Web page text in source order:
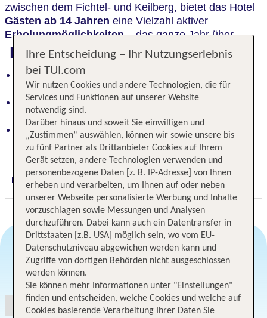
zwischen dem Fichtel- und Keilberg, bietet das Hotel
Gästen ab 14 Jahren eine Vielzahl aktiver
Erholungmöglichkeiten– das ganze Jahr über.
Highlights
Ruhesuchende und Wellnessliebhaber finden hier
ihre Oase der Entspannung
Romantische Atmosphäre zwischen Fichtel- und
Keilberg – ideal für Paare
Aktive Erholung für Erwachsene ab 14 Jahren –
das ganze Jahr über
Digitaler und telefonischer 24/7 TUI Service
Angebotsauswahl
Ihre Entscheidung – Ihr Nutzungserlebnis
bei TUI.com
Wir nutzen Cookies und andere Technologien, die für
Services und Funktionen auf unserer Website
notwendig sind.
Darüber hinaus und soweit Sie einwilligen und
„Zustimmen“ auswählen, können wir sowie unsere bis
zu fünf Partner als Drittanbieter Cookies auf Ihrem
Gerät setzen, andere Technologien verwenden und
personenbezogene Daten [z. B. IP-Adresse] von Ihnen
erheben und verarbeiten, um Ihnen auf oder neben
unserer Webseite personalisierte Werbung und Inhalte
vorzuschlagen sowie Messungen und Analysen
durchzuführen. Dabei kann auch ein Datentransfer in
Drittstaaten [z.B. USA] möglich sein, wo vom EU-
Datenschutzniveau abgewichen werden kann und
Zugriffe von dortigen Behörden nicht ausgeschlossen
werden können.
Sie können mehr Informationen unter "Einstellungen"
finden und entscheiden, welche Cookies und welche auf
Cookies basierende Verarbeitung Ihrer Daten Sie